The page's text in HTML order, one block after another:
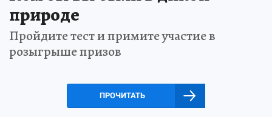
природе
Пройдите тест и примите участие в
розыгрыше призов
ПРОЧИТАТЬ